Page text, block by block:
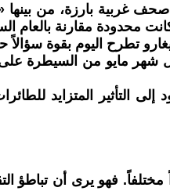
غربية بارزة، من
تطرح اليوم بقوة
إلى التأثير المتزايد
مختلفاً. فهو يرى أن